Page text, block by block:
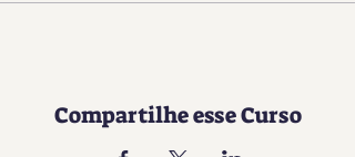
Compartilhe esse Curso